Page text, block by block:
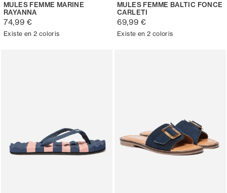
MULES FEMME MARINE
RAYANNA
74,99 €
Existe en 2 coloris
MULES FEMME BALTIC FONCE
CARLETI
69,99 €
Existe en 2 coloris